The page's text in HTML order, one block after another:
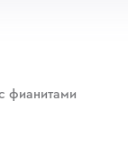
фианитами